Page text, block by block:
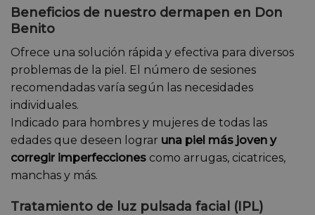
Beneficios de nuestro dermapen en Don
Benito
Ofrece una solución rápida y efectiva para diversos
problemas de la piel. El número de sesiones
recomendadas varía según las necesidades
individuales.
Indicado para hombres y mujeres de todas las
edades que deseen lograr una piel más joven y
corregir imperfecciones como arrugas, cicatrices,
manchas y más.
Tratamiento de luz pulsada facial (IPL)